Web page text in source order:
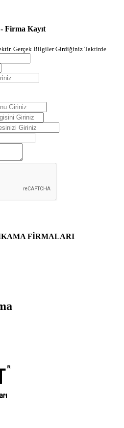
Firma Kayıt
Gerçek Bilgiler Girdiğiniz Taktirde
FİRMALARI